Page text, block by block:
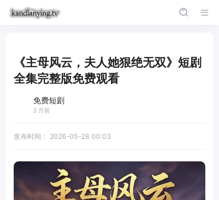
《主母风云，夫人她狠绝无双》短剧
全集完整版免费观看
免费短剧
2 月前
发布时间： 2026-05-28 00:03